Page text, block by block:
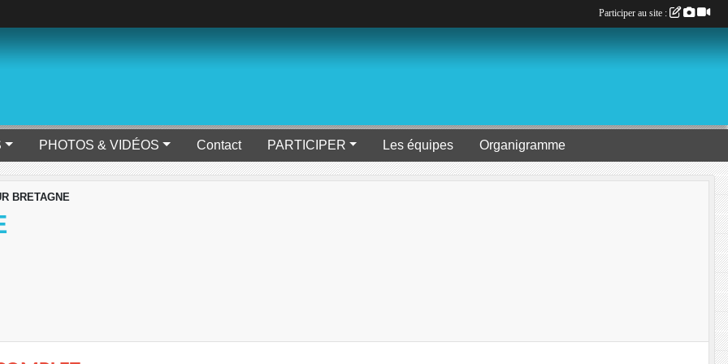
PHOTOS & VIDÉOS Contact PARTICIPER Les équipes Organigramme
BRETAGNE
Participer au site :